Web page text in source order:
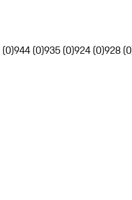
944 (0)935 (0)924 (0)928